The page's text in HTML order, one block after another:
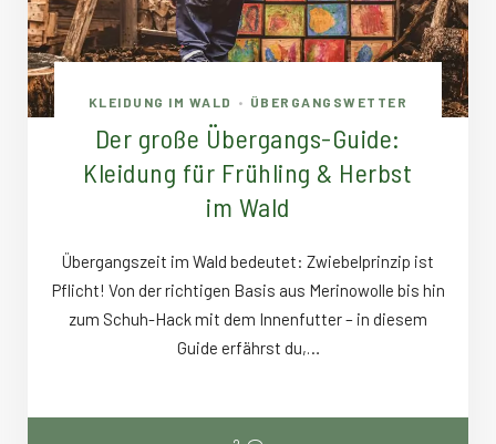
KLEIDUNG IM WALD • ÜBERGANGSWETTER
Der große Übergangs-Guide:
Kleidung für Frühling & Herbst
im Wald
Übergangszeit im Wald bedeutet: Zwiebelprinzip ist
Pflicht! Von der richtigen Basis aus Merinowolle bis hin
zum Schuh-Hack mit dem Innenfutter – in diesem
Guide erfährst du,…